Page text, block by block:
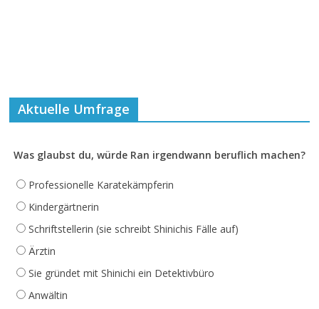
Aktuelle Umfrage
Was glaubst du, würde Ran irgendwann beruflich machen?
Professionelle Karatekämpferin
Kindergärtnerin
Schriftstellerin (sie schreibt Shinichis Fälle auf)
Ärztin
Sie gründet mit Shinichi ein Detektivbüro
Anwältin